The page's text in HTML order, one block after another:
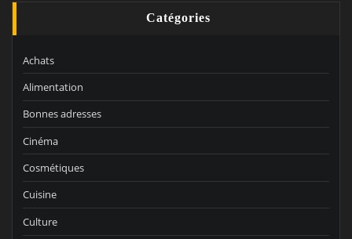
Catégories
Achats
Alimentation
Bonnes adresses
Cinéma
Cosmétiques
Cuisine
Culture